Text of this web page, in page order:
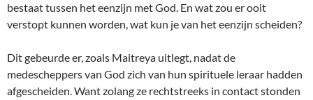
bestaat tussen het eenzijn met God. En wat zou er ooit
verstopt kunnen worden, wat kun je van het eenzijn scheiden?
Dit gebeurde er, zoals Maitreya uitlegt, nadat de
medescheppers van God zich van hun spirituele leraar hadden
afgescheiden. Want zolang ze rechtstreeks in contact stonden